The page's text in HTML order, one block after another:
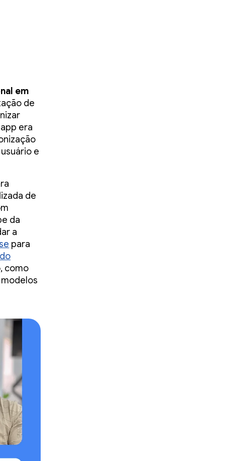
em
de
era
e
de
da
a
para
como